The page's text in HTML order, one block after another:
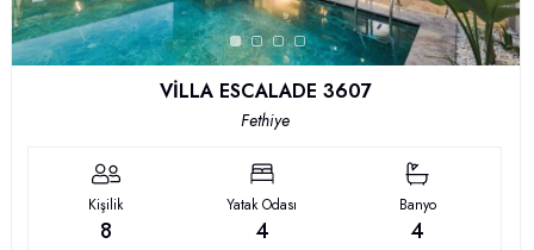
VİLLA ESCALADE 3607
Fethiye
Kişilik
8
Yatak Odası
4
Banyo
4